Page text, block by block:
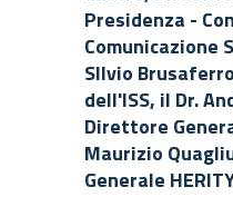
Presidenza -
Comunicazione
SIlvio
dell'ISS, il Dr.
Direttore
Maurizio
Generale